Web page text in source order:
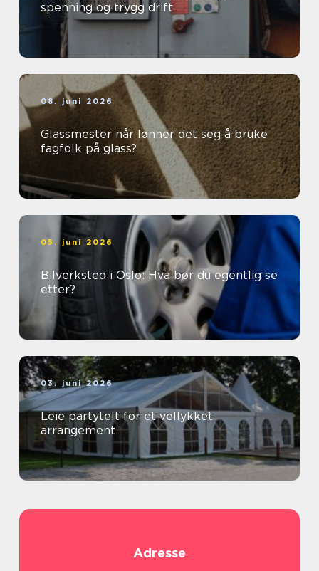
spenning og trygg drift
08. juni 2026
Glassmester når lønner det seg å bruke
fagfolk på glass?
05. juni 2026
Bilverksted i Oslo: Hva bør du egentlig se
etter?
03. juni 2026
Leie partytelt for et vellykket
arrangement
Adresse